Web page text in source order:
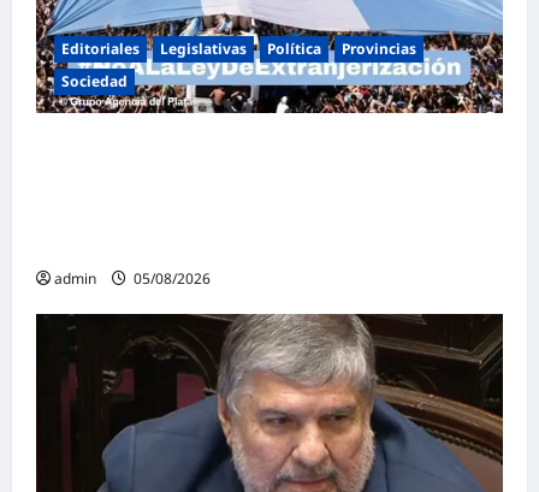
Editoriales Legislativas Política
Provincias
Sociedad
admin 05/08/2026